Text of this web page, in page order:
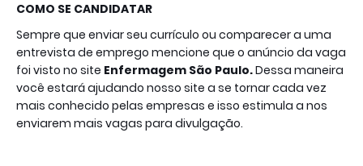
COMO SE CANDIDATAR
Sempre que enviar seu currículo ou comparecer a uma
entrevista de emprego mencione que o anúncio da vaga
foi visto no site Enfermagem São Paulo.Dessa maneira
você estará ajudando nosso site a se tornar cada vez
mais conhecido pelas empresas e isso estimula a nos
enviarem mais vagas para divulgação.